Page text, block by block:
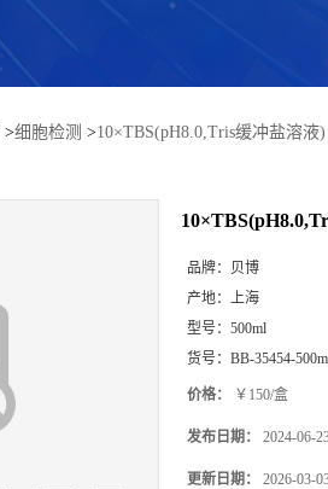
>细胞检测 >10×TBS(pH8.0,Tris缓冲盐溶液)
品牌： 贝博
产地： 上海
型号： 500ml
货号： BB-35454-
价格： ￥150/盒
发布日期： 2024-06-
更新日期： 2026-03-